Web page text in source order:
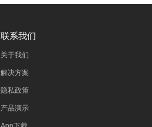
联系我们
关于我们
解决方案
隐私政策
产品演示
App下载